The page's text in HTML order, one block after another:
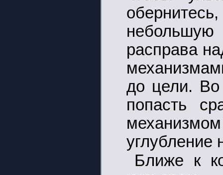
расправа
до цели. Во
попасть
углубление
Ближе к